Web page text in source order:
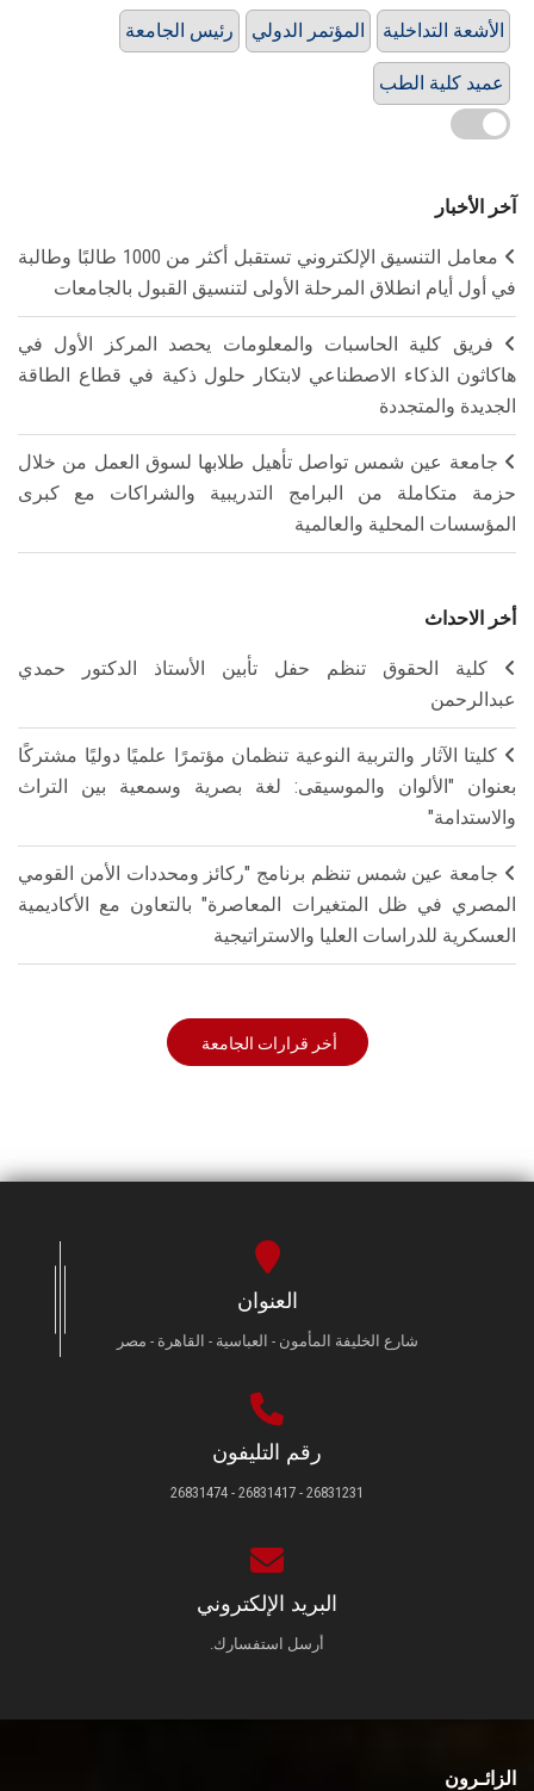
رئيس الجامعة المؤتمر الدولي الأشعة التداخلية
عميد كلية الطب
آخر الأخبار
معامل التنسيق الإلكتروني تستقبل أكثر من 1000 طالبًا وطالبة
في أول أيام انطلاق المرحلة الأولى لتنسيق القبول بالجامعات
فريق كلية الحاسبات والمعلومات يحصد المركز الأول في
هاكاثون الذكاء الاصطناعي لابتكار حلول ذكية في قطاع الطاقة
الجديدة والمتجددة
جامعة عين شمس تواصل تأهيل طلابها لسوق العمل من خلال
حزمة متكاملة من البرامج التدريبية والشراكات مع كبرى
المؤسسات المحلية والعالمية
أخر الاحداث
كلية الحقوق تنظم حفل تأبين الأستاذ الدكتور حمدي
عبدالرحمن
كليتا الآثار والتربية النوعية تنظمان مؤتمرًا علميًا دوليًا مشتركًا
بعنوان "الألوان والموسيقى: لغة بصرية وسمعية بين التراث
والاستدامة"
جامعة عين شمس تنظم برنامج "ركائز ومحددات الأمن القومي
المصري في ظل المتغيرات المعاصرة" بالتعاون مع الأكاديمية
العسكرية للدراسات العليا والاستراتيجية
أخر قرارات الجامعة
العنوان
شارع الخليفة المأمون - العباسية - القاهرة - مصر
رقم التليفون
26831231 - 26831417 - 26831474
البريد الإلكتروني
أرسل استفسارك.
الزائـرون